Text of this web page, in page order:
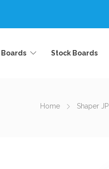
Stock Boards
Home Shaper JP